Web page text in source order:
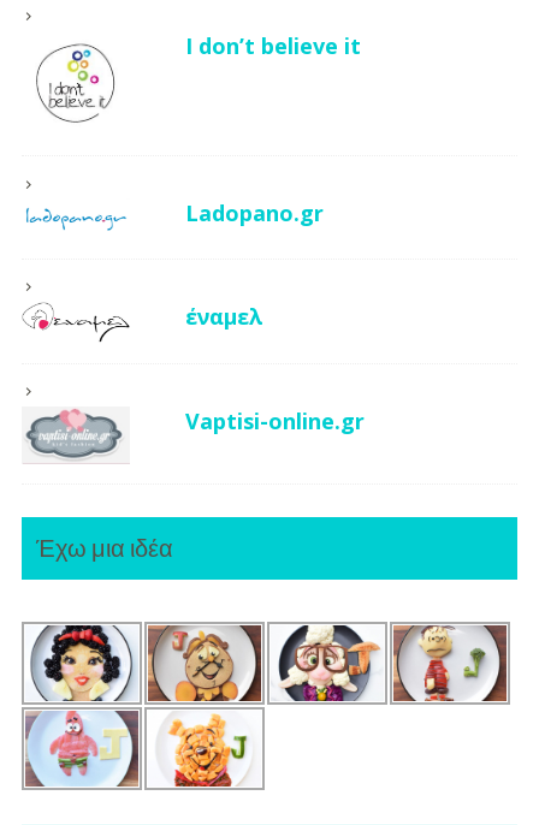
I don’t believe it
Ladopano.gr
έναμελ
Vaptisi-online.gr
Έχω μια ιδέα